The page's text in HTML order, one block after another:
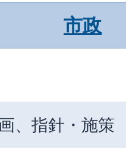
市政
、指針・施策